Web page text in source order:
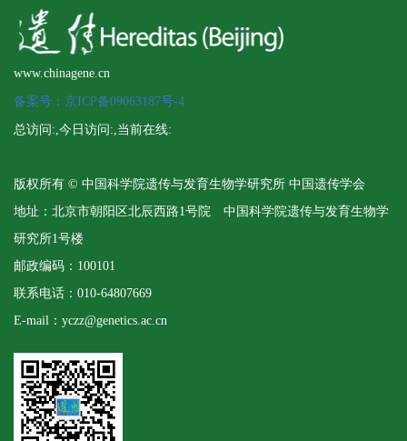
www.chinagene.cn
备案号：京ICP备09063187号-4
总访问: ,今日访问: ,当前在线:
版权所有 © 中国科学院遗传与发育生物学研究所 中国遗传学会
地址：北京市朝阳区北辰西路1号院 中国科学院遗传与发育生物学
研究所1号楼
邮政编码：100101
联系电话：010-64807669
E-mail：yczz@genetics.ac.cn